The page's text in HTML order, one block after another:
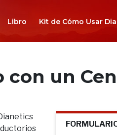
Libro Kit de Cómo Usar
con un